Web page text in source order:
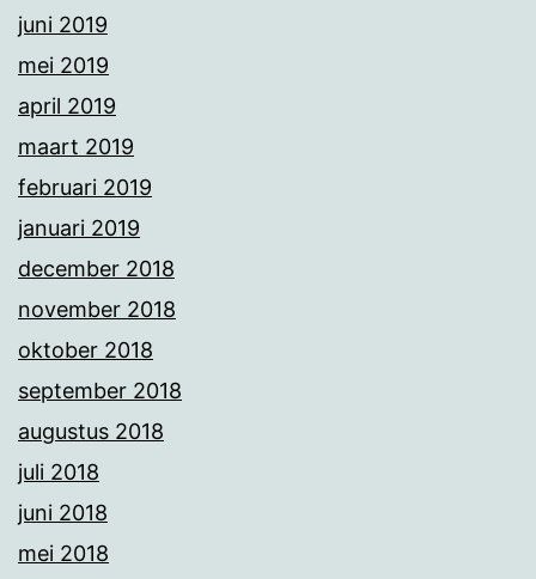
juni 2019
mei 2019
april 2019
maart 2019
februari 2019
januari 2019
december 2018
november 2018
oktober 2018
september 2018
augustus 2018
juli 2018
juni 2018
mei 2018